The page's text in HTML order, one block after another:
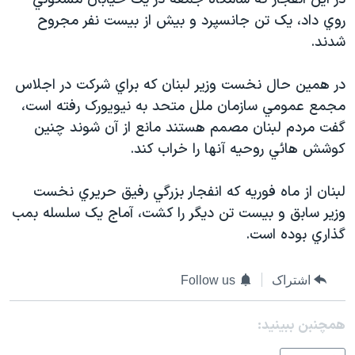
فرهنگ و زندگی
حقوق شهروندی
اسرائیل در جنگ
گالری عکس
آرشیو پخش زنده
مستندها
انتخابات ریاست جمهوری آمریکا ۲۰۲۴
ورزش زنان در ایران
اعتراضات زن، زندگی، آزادی
مجموعه مستندهای دادخواهی
تریبونال مردمی آبان ۹۸
دادگاه حمید نوری
چهل سال گروگان‌گیری
قانون شفافیت دارائی کادر رهبری ایران
اعتراضات مردمی آبان ۹۸
دنبال کنید
زبانهای مختلف
روي داد، يک تن جانسپرد و بيش از بيست نفر مجروح
شدند.
در همين حال نخست وزير لبنان که براي شرکت در اجلاس
مجمع عمومي سازمان ملل متحد به نيويورک رفته است،
گفت مردم لبنان مصمم هستند مانع از آن شوند چنين
کوشش هائي روحيه آنها را خراب کند.
لبنان از ماه فوريه که انفجار بزرگي رفيق حريري نخست
وزير سابق و بيست تن ديگر را کشت، آماج يک سلسله بمب
گذاري بوده است.
اشتراک Follow us
همچنبن ببینید: